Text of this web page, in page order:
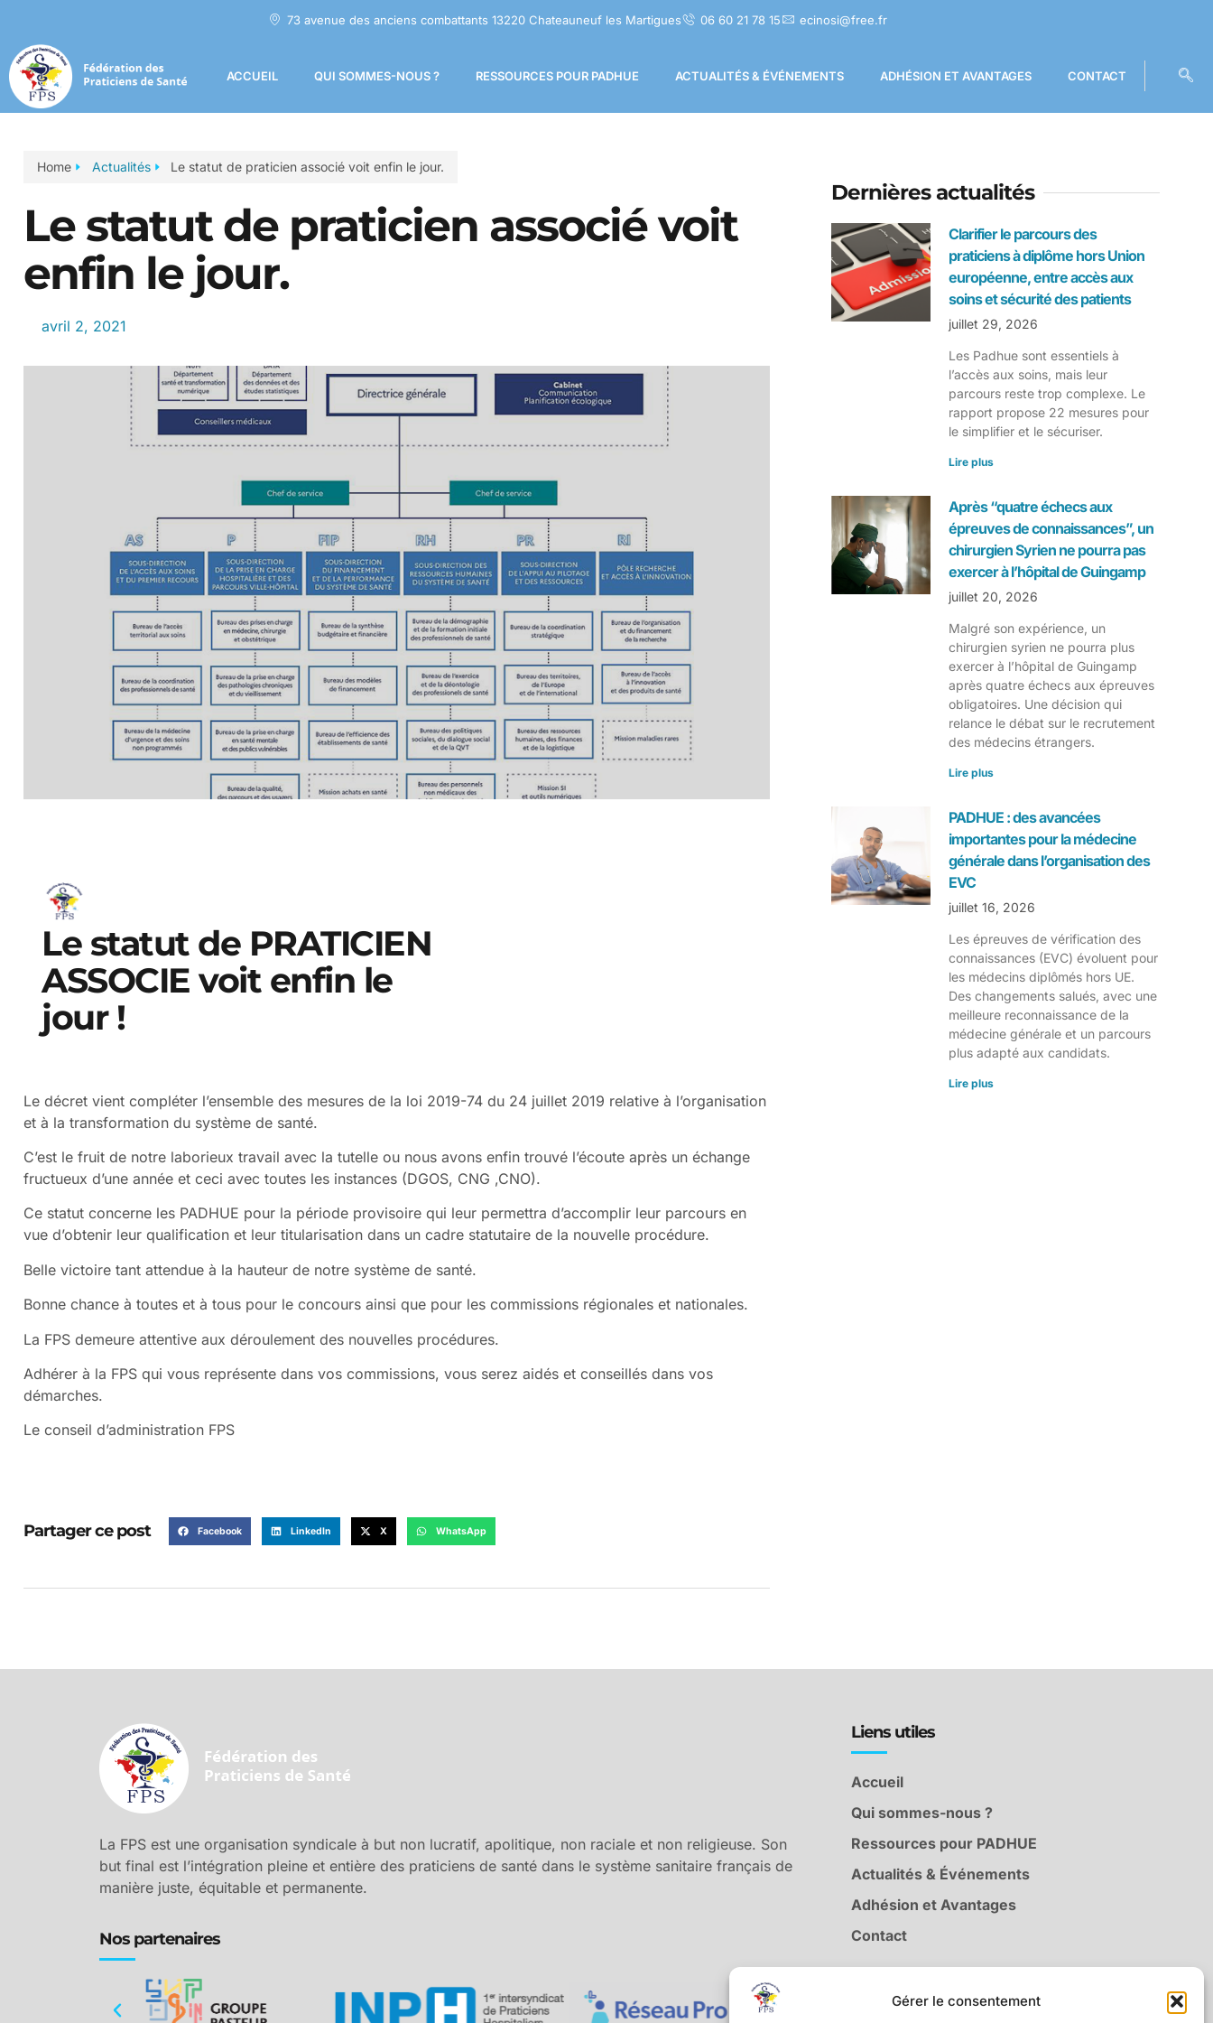
Gérer le consentement
73 avenue des anciens combattants 13220 Chateauneuf les Martigues 06 60 21 78 15 ecinosi@free.fr
ACCUEIL QUI SOMMES-NOUS ? RESSOURCES POUR PADHUE ACTUALITÉS & ÉVÉNEMENTS ADHÉSION ET AVANTAGES CONTACT
Home Actualités Le statut de praticien associé voit enfin le jour.
Le statut de praticien associé voit
enfin le jour.
avril 2, 2021
Le statut de PRATICIEN
ASSOCIE voit enfin le
jour !
Le décret vient compléter l’ensemble des mesures de la loi 2019-74 du 24 juillet 2019 relative à l’organisation
et à la transformation du système de santé.
C’est le fruit de notre laborieux travail avec la tutelle ou nous avons enfin trouvé l’écoute après un échange
fructueux d’une année et ceci avec toutes les instances (DGOS, CNG ,CNO).
Ce statut concerne les PADHUE pour la période provisoire qui leur permettra d’accomplir leur parcours en
vue d’obtenir leur qualification et leur titularisation dans un cadre statutaire de la nouvelle procédure.
Belle victoire tant attendue à la hauteur de notre système de santé.
Bonne chance à toutes et à tous pour le concours ainsi que pour les commissions régionales et nationales.
La FPS demeure attentive aux déroulement des nouvelles procédures.
Adhérer à la FPS qui vous représente dans vos commissions, vous serez aidés et conseillés dans vos
démarches.
Le conseil d’administration FPS
Partager ce post Facebook LinkedIn X WhatsApp
Dernières actualités
Clarifier le parcours des
praticiens à diplôme hors Union
européenne, entre accès aux
soins et sécurité des patients
juillet 29, 2026
Les Padhue sont essentiels à
l’accès aux soins, mais leur
parcours reste trop complexe. Le
rapport propose 22 mesures pour
le simplifier et le sécuriser.
Lire plus
Après “quatre échecs aux
épreuves de connaissances”, un
chirurgien Syrien ne pourra pas
exercer à l’hôpital de Guingamp
juillet 20, 2026
Malgré son expérience, un
chirurgien syrien ne pourra plus
exercer à l’hôpital de Guingamp
après quatre échecs aux épreuves
obligatoires. Une décision qui
relance le débat sur le recrutement
des médecins étrangers.
Lire plus
PADHUE : des avancées
importantes pour la médecine
générale dans l’organisation des
EVC
juillet 16, 2026
Les épreuves de vérification des
connaissances (EVC) évoluent pour
les médecins diplômés hors UE.
Des changements salués, avec une
meilleure reconnaissance de la
médecine générale et un parcours
plus adapté aux candidats.
Lire plus
La FPS est une organisation syndicale à but non lucratif, apolitique, non raciale et non religieuse. Son
but final est l’intégration pleine et entière des praticiens de santé dans le système sanitaire français de
manière juste, équitable et permanente.
Nos partenaires
Liens utiles
Accueil
Qui sommes-nous ?
Ressources pour PADHUE
Actualités & Événements
Adhésion et Avantages
Contact